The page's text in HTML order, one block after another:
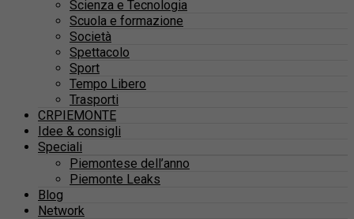
Scienza e Tecnologia
Scuola e formazione
Società
Spettacolo
Sport
Tempo Libero
Trasporti
CRPIEMONTE
Idee & consigli
Speciali
Piemontese dell’anno
Piemonte Leaks
Blog
Network